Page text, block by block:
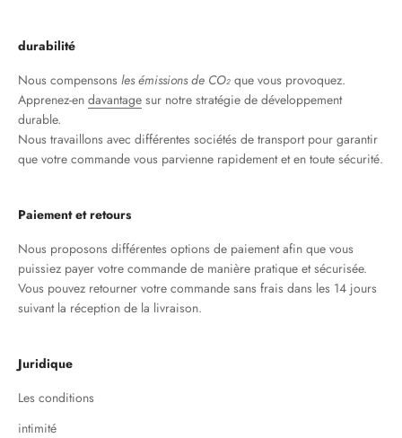
durabilité
Nous compensons les émissions de CO₂ que vous provoquez.
Apprenez-en davantage sur notre stratégie de développement
durable.
Nous travaillons avec différentes sociétés de transport pour garantir
que votre commande vous parvienne rapidement et en toute sécurité.
Paiement et retours
Nous proposons différentes options de paiement afin que vous
puissiez payer votre commande de manière pratique et sécurisée.
Vous pouvez retourner votre commande sans frais dans les 14 jours
suivant la réception de la livraison.
Juridique
Les conditions
intimité